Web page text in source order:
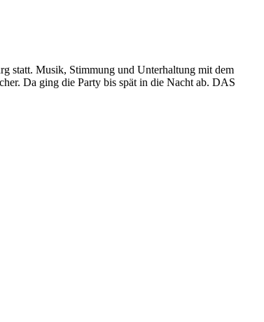
statt. Musik, Stimmung und Unterhaltung mit dem
Da ging die Party bis spät in die Nacht ab. DAS